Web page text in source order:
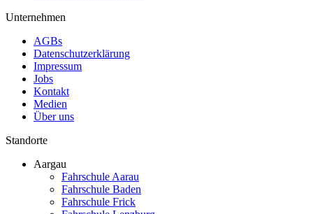
Unternehmen
AGBs
Datenschutzerklärung
Impressum
Jobs
Kontakt
Medien
Über uns
Standorte
Aargau
Fahrschule Aarau
Fahrschule Baden
Fahrschule Frick